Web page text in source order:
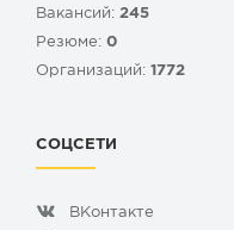
Вакансий: 245
Резюме: 0
Организаций: 1772
СОЦСЕТИ
ВКонтакте